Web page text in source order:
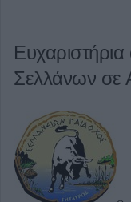
Σελλάνων σε